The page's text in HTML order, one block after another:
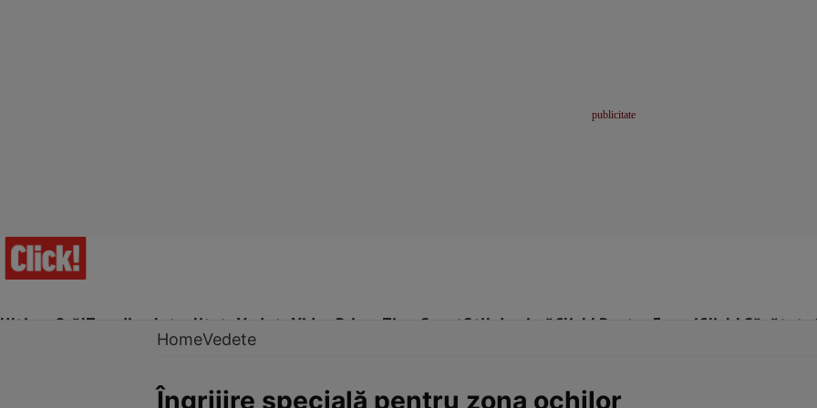
Ultima Oră!Trending Actualitate Vedete Video Prime Time SportStil de viațăClick! Pentru FemeiClick! Sănătate
HomeVedete
Îngrijire specială pentru zona ochilor